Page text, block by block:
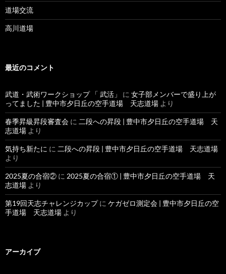
道場交流
高川道場
最近のコメント
武道・武術ワークショップ 「 武活」 に 女子部メンバーで盛り上が
ってました | 豊中市夕日丘の空手道場 天志道場 より
春季昇級昇段審査会 に 二段への昇段 | 豊中市夕日丘の空手道場 天
志道場 より
気持ち新たに に 二段への昇段 | 豊中市夕日丘の空手道場 天志道場
より
2025夏の合宿② に 2025夏の合宿① | 豊中市夕日丘の空手道場 天
志道場 より
第19回天志チャレンジカップに ケガゼロ測定会 | 豊中市夕日丘の空
手道場 天志道場 より
アーカイブ